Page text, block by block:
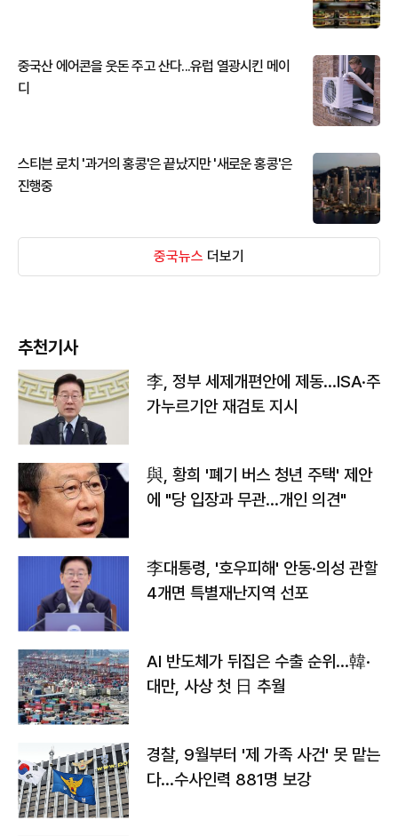
중국산 에어콘을 웃돈 주고 산다...유럽 열광시킨 메이
디
스티븐 로치 '과거의 홍콩'은 끝났지만 '새로운 홍콩'은
진행중
중국뉴스 더보기
추천기사
李, 정부 세제개편안에 제동…ISA·주
가누르기안 재검토 지시
與, 황희 '폐기 버스 청년 주택' 제안
에 "당 입장과 무관…개인 의견"
李대통령, '호우피해' 안동·의성 관할
4개면 특별재난지역 선포
AI 반도체가 뒤집은 수출 순위…韓·
대만, 사상 첫 日 추월
경찰, 9월부터 '제 가족 사건' 못 맡는
다…수사인력 881명 보강